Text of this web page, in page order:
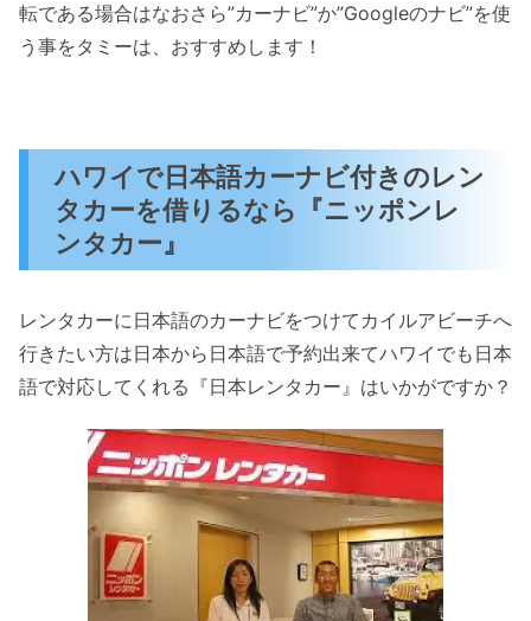
転である場合はなおさら”カーナビ”か”Googleのナビ”を使
う事をタミーは、おすすめします！
ハワイで日本語カーナビ付きのレン
タカーを借りるなら『ニッポンレ
ンタカー』
レンタカーに日本語のカーナビをつけてカイルアビーチへ
行きたい方は日本から日本語で予約出来てハワイでも日本
語で対応してくれる『日本レンタカー』はいかがですか？